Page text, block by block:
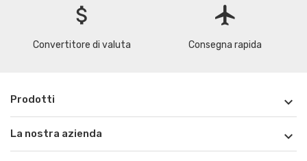
attach_money
Convertitore di valuta
flight
Consegna rapida
Prodotti 
La nostra azienda 